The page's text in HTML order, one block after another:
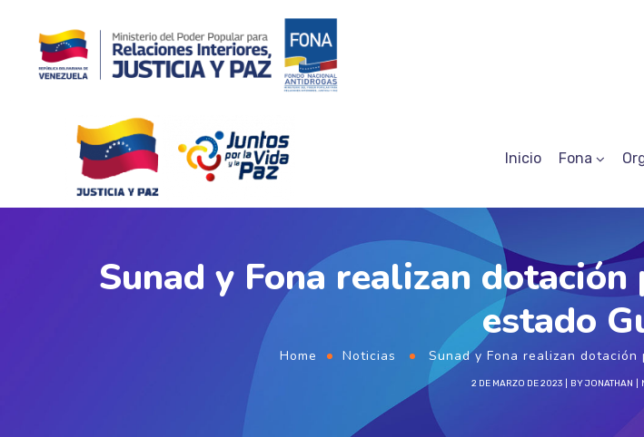
Inicio Fona
Sunad y Fona realizan
estado
Home Noticias Sunad y Fona realizan
2 DE MARZO DE 2023 BYJONATHAN